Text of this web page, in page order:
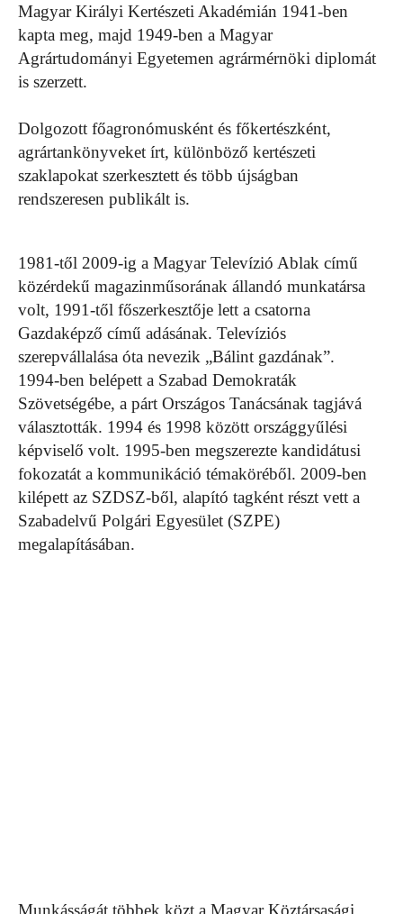
Magyar Királyi Kertészeti Akadémián 1941-ben
kapta meg, majd 1949-ben a Magyar
Agrártudományi Egyetemen agrármérnöki diplomát
is szerzett.
Dolgozott főagronómusként és főkertészként,
agrártankönyveket írt, különböző kertészeti
szaklapokat szerkesztett és több újságban
rendszeresen publikált is.
1981-től 2009-ig a Magyar Televízió Ablak című
közérdekű magazinműsorának állandó munkatársa
volt, 1991-től főszerkesztője lett a csatorna
Gazdaképző című adásának. Televíziós
szerepvállalása óta nevezik „Bálint gazdának”.
1994-ben belépett a Szabad Demokraták
Szövetségébe, a párt Országos Tanácsának tagjává
választották. 1994 és 1998 között országgyűlési
képviselő volt. 1995-ben megszerezte kandidátusi
fokozatát a kommunikáció témaköréből. 2009-ben
kilépett az SZDSZ-ből, alapító tagként részt vett a
Szabadelvű Polgári Egyesület (SZPE)
megalapításában.
Munkásságát többek közt a Magyar Köztársasági